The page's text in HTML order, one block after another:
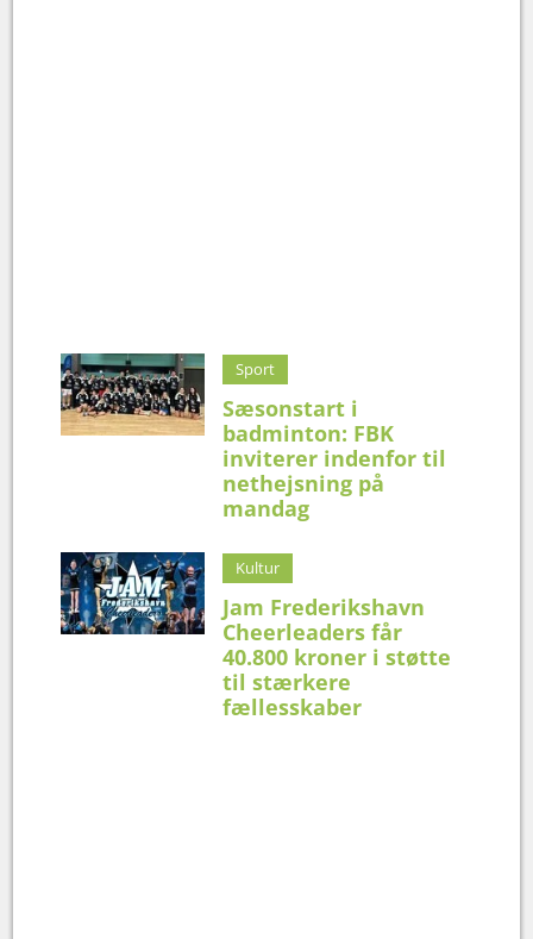
Sport
Sæsonstart i
badminton: FBK
inviterer indenfor til
nethejsning på
mandag
Kultur
Jam Frederikshavn
Cheerleaders får
40.800 kroner i støtte
til stærkere
fællesskaber